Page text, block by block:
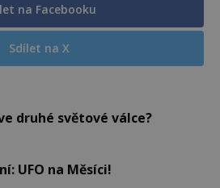
na Facebooku
Sdílet na X
druhé světové válce?
UFO na Měsíci!